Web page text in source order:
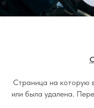
Страница на которую
или была удалена.